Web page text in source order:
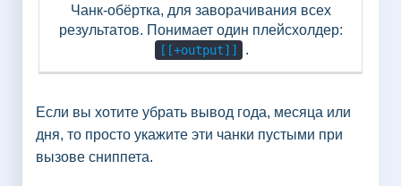
Чанк-обёртка, для заворачивания всех
результатов. Понимает один плейсхолдер:
[[+output]] .
Если вы хотите убрать вывод года, месяца или
дня, то просто укажите эти чанки пустыми при
вызове сниппета.